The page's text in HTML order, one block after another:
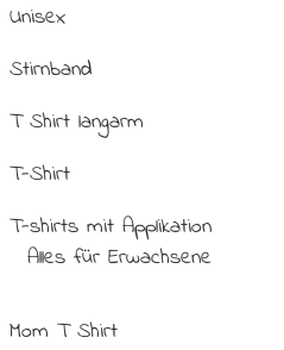
Unisex
Stirnband
T Shirt langarm
T-Shirt
T-shirts mit Applikation
Alles für Erwachsene
Mom T Shirt